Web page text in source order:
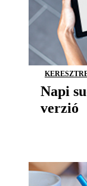
Napi
verzió